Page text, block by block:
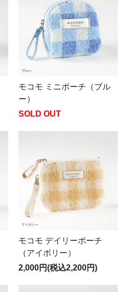
モコモ ミニポーチ（ブル
ー）
SOLD OUT
モコモ デイリーポーチ
（アイボリー）
2,000円(税込2,200円)